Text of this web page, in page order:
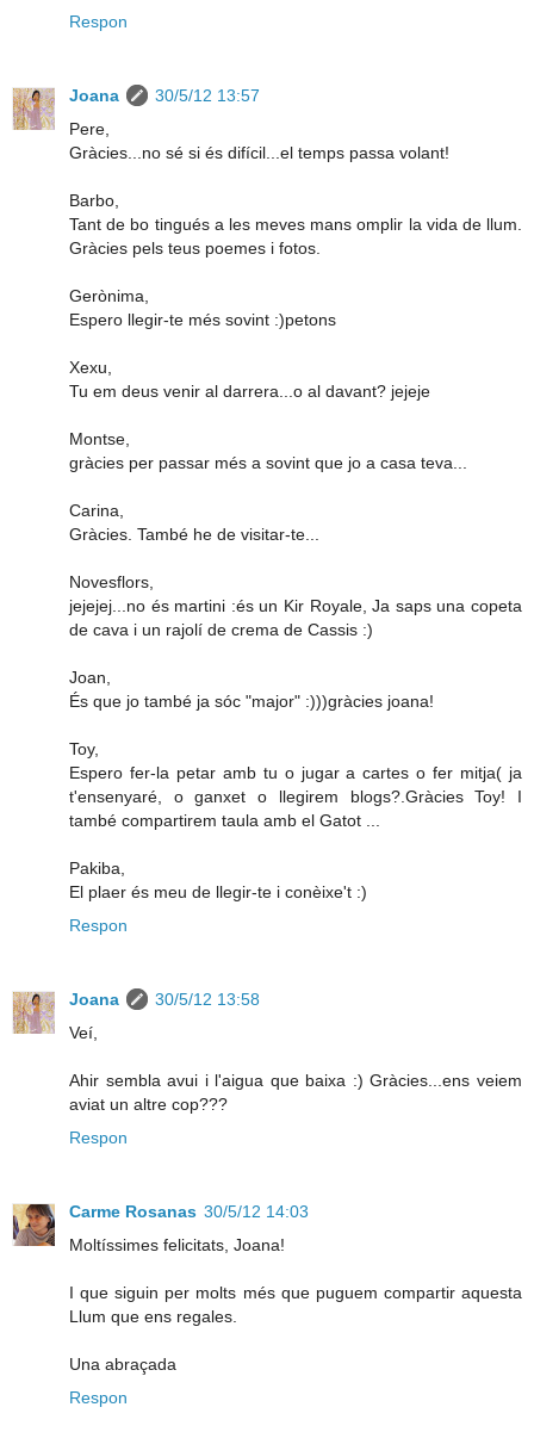
Respon
Joana
30/5/12 13:57
Pere,
Gràcies...no sé si és difícil...el temps passa volant!
Barbo,
Tant de bo tingués a les meves mans omplir la vida de llum.
Gràcies pels teus poemes i fotos.
Gerònima,
Espero llegir-te més sovint :)petons
Xexu,
Tu em deus venir al darrera...o al davant? jejeje
Montse,
gràcies per passar més a sovint que jo a casa teva...
Carina,
Gràcies. També he de visitar-te...
Novesflors,
jejejej...no és martini :és un Kir Royale, Ja saps una copeta
de cava i un rajolí de crema de Cassis :)
Joan,
És que jo també ja sóc "major" :)))gràcies joana!
Toy,
Espero fer-la petar amb tu o jugar a cartes o fer mitja( ja
t'ensenyaré, o ganxet o llegirem blogs?.Gràcies Toy! I
també compartirem taula amb el Gatot ...
Pakiba,
El plaer és meu de llegir-te i conèixe't :)
Respon
Joana
30/5/12 13:58
Veí,
Ahir sembla avui i l'aigua que baixa :) Gràcies...ens veiem
aviat un altre cop???
Respon
Carme Rosanas 30/5/12 14:03
Moltíssimes felicitats, Joana!
I que siguin per molts més que puguem compartir aquesta
Llum que ens regales.
Una abraçada
Respon